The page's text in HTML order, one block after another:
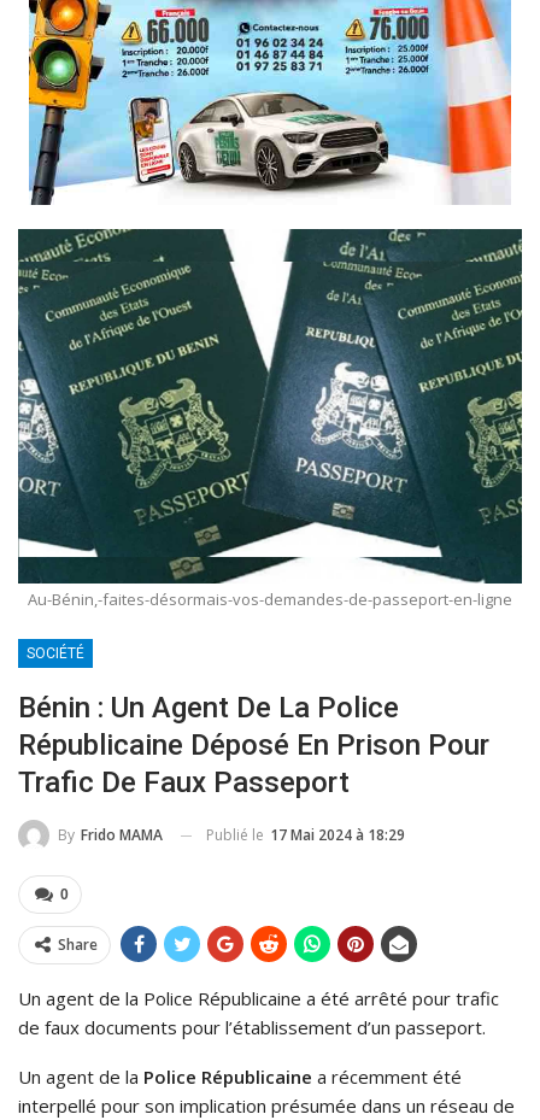
Au-Bénin,-faites-désormais-vos-demandes-de-passeport-en-ligne
SOCIÉTÉ
Bénin : Un Agent De La Police
Républicaine Déposé En Prison Pour
Trafic De Faux Passeport
By Frido MAMA Publié le 17 Mai 2024 à 18:29
0
Share
Un agent de la Police Républicaine a été arrêté pour trafic
de faux documents pour l’établissement d’un passeport.
Un agent de la Police Républicaine a récemment été
interpellé pour son implication présumée dans un réseau de